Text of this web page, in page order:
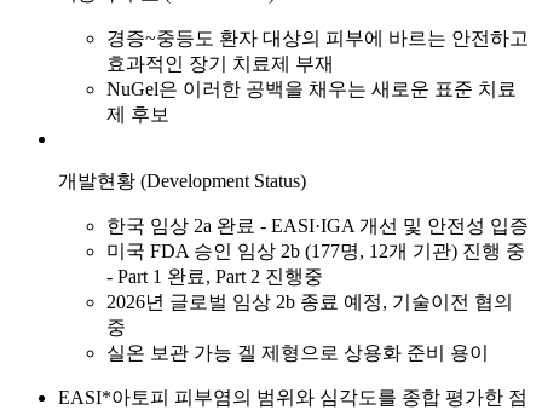
경증~중등도 환자 대상의 피부에 바르는 안전하고
효과적인 장기 치료제 부재
NuGel은 이러한 공백을 채우는 새로운 표준 치료
제 후보
개발현황 (Development Status)
한국 임상 2a 완료 - EASI·IGA 개선 및 안전성 입증
미국 FDA 승인 임상 2b (177명, 12개 기관) 진행 중
- Part 1 완료, Part 2 진행중
2026년 글로벌 임상 2b 종료 예정, 기술이전 협의
중
실온 보관 가능 겔 제형으로 상용화 준비 용이
EASI*아토피 피부염의 범위와 심각도를 종합 평가한 점